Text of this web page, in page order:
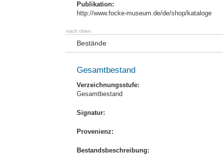
Publikation:
http://www.focke-museum.de/de/shop/kataloge
nach oben
Bestände
Gesamtbestand
Verzeichnungsstufe:
Gesamtbestand
Signatur:
Provenienz:
Bestandsbeschreibung: